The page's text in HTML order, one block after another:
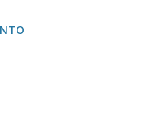
da 1.2 a 2.0,
semplice, ma